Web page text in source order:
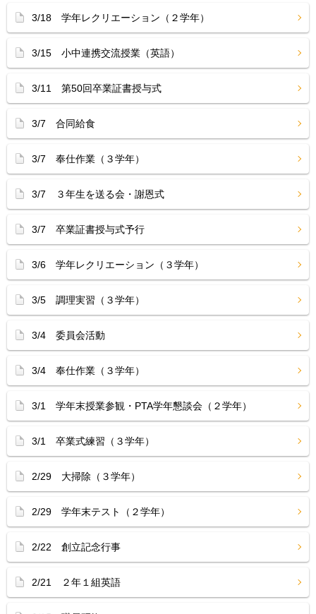
3/18 学年レクリエーション（２学年）
3/15 小中連携交流授業（英語）
3/11 第50回卒業証書授与式
3/7 合同給食
3/7 奉仕作業（３学年）
3/7 ３年生を送る会・謝恩式
3/7 卒業証書授与式予行
3/6 学年レクリエーション（３学年）
3/5 調理実習（３学年）
3/4 委員会活動
3/4 奉仕作業（３学年）
3/1 学年末授業参観・PTA学年懇談会（２学年）
3/1 卒業式練習（３学年）
2/29 大掃除（３学年）
2/29 学年末テスト（２学年）
2/22 創立記念行事
2/21 ２年１組英語